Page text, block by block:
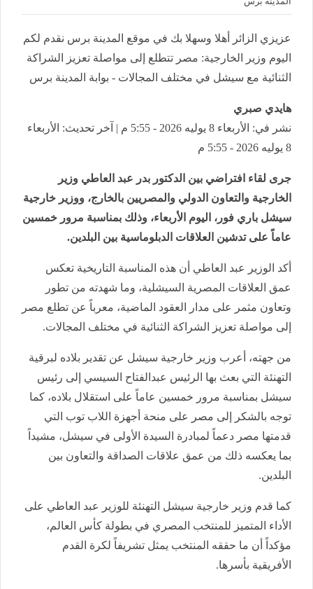
عزيزي الزائر أهلا وسهلا بك في موقع المدينة برس نقدم لكم
اليوم وزير الخارجية: مصر تتطلع إلى مواصلة تعزيز الشراكة
الثنائية مع سيشل في مختلف المجالات - بوابة المدينة برس
هايدي صبري
نشر في: الأربعاء 8 يوليه 2026 - 5:55 م | آخر تحديث: الأربعاء
8 يوليه 2026 - 5:55 م
جرى لقاء افتراضي بين الدكتور بدر عبد العاطي وزير
الخارجية والتعاون الدولي والمصريين بالخارج، ووزير خارجية
سيشل باري فور، اليوم الأربعاء، وذلك بمناسبة مرور خمسين
عاماً على تدشين العلاقات الدبلوماسية بين البلدين.
أكد الوزير عبد العاطي أن هذه المناسبة التاريخية تعكس
عمق العلاقات المصرية السيشلية، وما شهدته من تطور
وتعاون مثمر على مدار العقود الماضية، معرباً عن تطلع مصر
إلى مواصلة تعزيز الشراكة الثنائية في مختلف المجالات.
من جهته، أعرب وزير خارجية سيشل عن تقدير بلاده لبرقية
التهنئة التي بعث بها الرئيس عبدالفتاح السيسي إلى رئيس
سيشل بمناسبة مرور خمسين عاماً على استقلال بلاده، كما
توجه بالشكر إلى مصر على منحة أجهزة اللاب توب التي
قدمتها مصر دعماً لمبادرة السيدة الأولى في سيشل، مشيداً
بما يعكسه ذلك من عمق علاقات الصداقة والتعاون بين
البلدين.
كما قدم وزير خارجية سيشل التهنئة للوزير عبد العاطي على
الأداء المتميز للمنتخب المصري في بطولة كأس العالم،
مؤكداً أن ما حققه المنتخب يمثل تشريفاً لكرة القدم
الأفريقية بأسرها.